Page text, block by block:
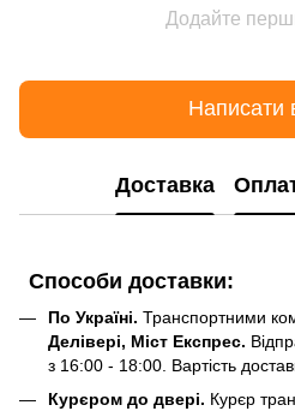
Додайте
Написати
Доставка
Способи доставки:
По Україні. Транспортними
Делівері, Міст Експрес.
з 16:00 - 18:00. Вартість
Курєром до двері. Курєр